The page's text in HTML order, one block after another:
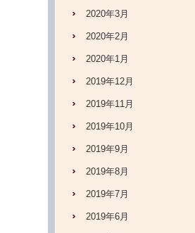
2020年3月
2020年2月
2020年1月
2019年12月
2019年11月
2019年10月
2019年9月
2019年8月
2019年7月
2019年6月